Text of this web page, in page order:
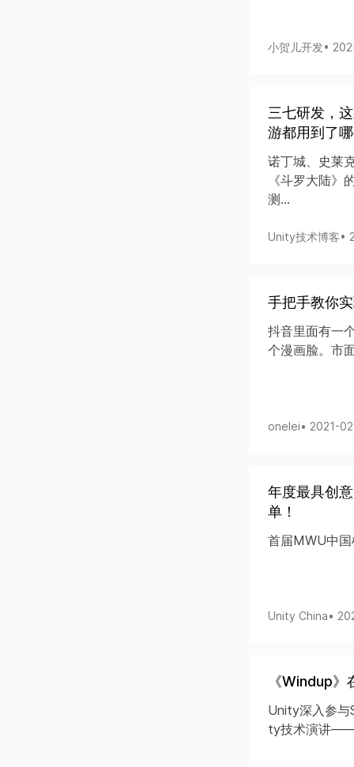
小贺儿开发•
三七研发，
游都用到了
诺丁城、史莱
《斗罗大陆》
测...
Unity技术博客•
手把手教你
抖音里面有一
个漫画脸。市
onelei• 2021-
年度最具创
单！
首届MWU中
Unity China•
《Windup
Unity深入参与
ty技术演讲——